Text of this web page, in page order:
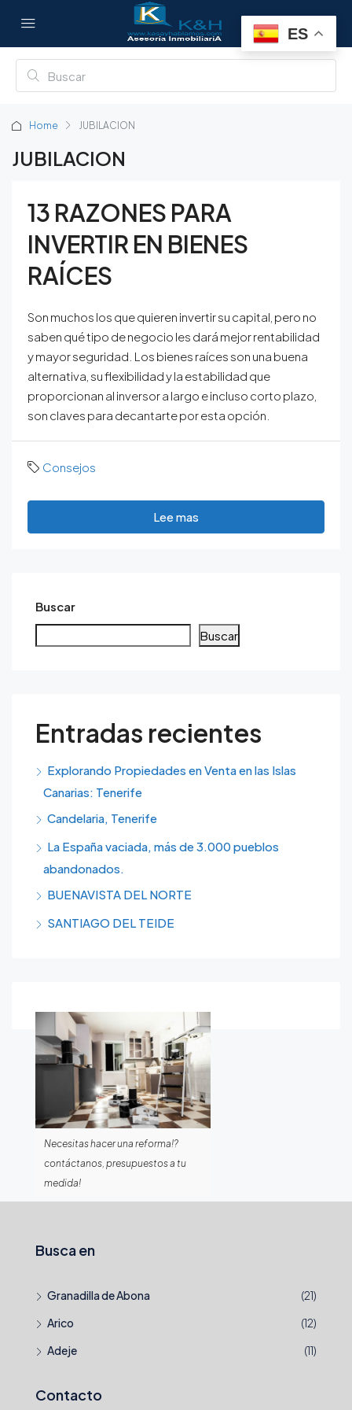
Home JUBILACION
JUBILACION
13 RAZONES PARA
INVERTIR EN BIENES
RAÍCES
Son muchos los que quieren invertir su capital, pero no
saben qué tipo de negocio les dará mejor rentabilidad
y mayor seguridad. Los bienes raíces son una buena
alternativa, su flexibilidad y la estabilidad que
proporcionan al inversor a largo e incluso corto plazo,
son claves para decantarte por esta opción.
Consejos
Lee mas
Buscar
Buscar
Entradas recientes
Explorando Propiedades en Venta en las Islas
Canarias: Tenerife
Candelaria, Tenerife
La España vaciada, más de 3.000 pueblos
abandonados.
BUENAVISTA DEL NORTE
SANTIAGO DEL TEIDE
Necesitas hacer una reforma!?
contáctanos, presupuestos a tu
medida!
Busca en
Granadilla de Abona
(21)
Arico
(12)
Adeje
(11)
Contacto
ES